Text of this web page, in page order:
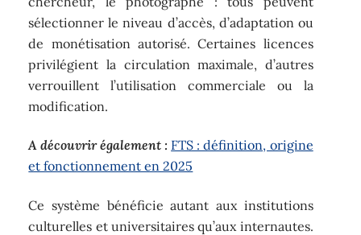
sélectionner le niveau d’accès, d’adaptation ou
de monétisation autorisé. Certaines licences
privilégient la circulation maximale, d’autres
verrouillent l’utilisation commerciale ou la
modification.
A découvrir également : FTS : définition, origine
et fonctionnement en 2025
Ce système bénéficie autant aux institutions
culturelles et universitaires qu’aux internautes.